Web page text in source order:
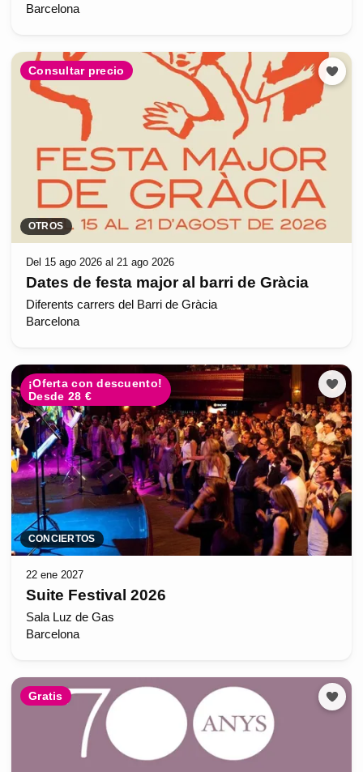
Barcelona
Consultar precio
OTROS
Del 15 ago 2026 al 21 ago 2026
Dates de festa major al barri de Gràcia
Diferents carrers del Barri de Gràcia
Barcelona
¡Oferta con descuento!
Desde 28 €
CONCIERTOS
22 ene 2027
Suite Festival 2026
Sala Luz de Gas
Barcelona
Gratis